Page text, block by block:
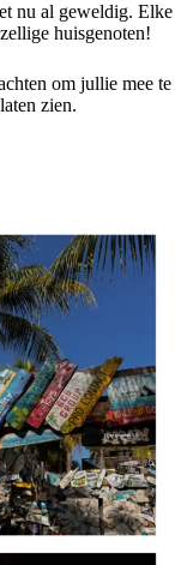
nu al geweldig. Elke
huisgenoten!
om jullie mee te
zien.